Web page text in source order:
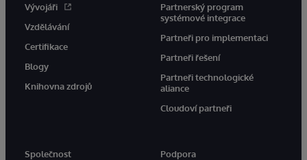
Vývojáři
Vzdělávání
Certifikace
Blogy
Knihovna zdrojů
Partnerský program
systémové integrace
Partneři pro implementaci
Partneři řešení
Partneři technologické
aliance
Cloudoví partneři
Společnost
Podpora